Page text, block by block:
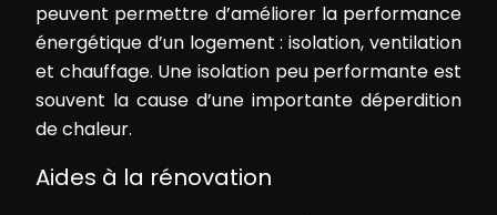
peuvent permettre d’améliorer la performance
énergétique d’un logement : isolation, ventilation
et chauffage. Une isolation peu performante est
souvent la cause d’une importante déperdition
de chaleur.
Aides à la rénovation